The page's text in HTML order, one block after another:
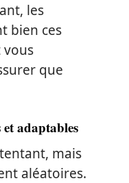
les
bien ces
vous
que
adaptables
mais
aléatoires.